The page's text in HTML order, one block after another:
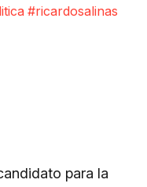
#ricardosalinas
para la